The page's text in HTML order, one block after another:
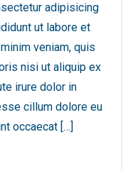
adipisicing
ut labore et
veniam, quis
nisi ut aliquip ex
irure dolor in
cillum dolore eu
occaecat […]